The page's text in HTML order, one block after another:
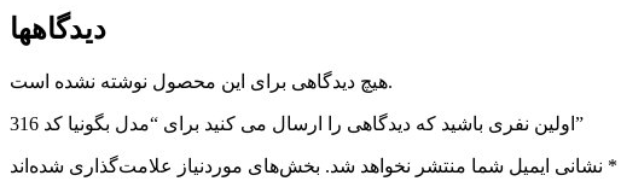
دیدگاهها
هیچ دیدگاهی برای این محصول نوشته نشده است.
اولین نفری باشید که دیدگاهی را ارسال می کنید برای “مدل بگونیا کد 316”
نشانی ایمیل شما منتشر نخواهد شد. *